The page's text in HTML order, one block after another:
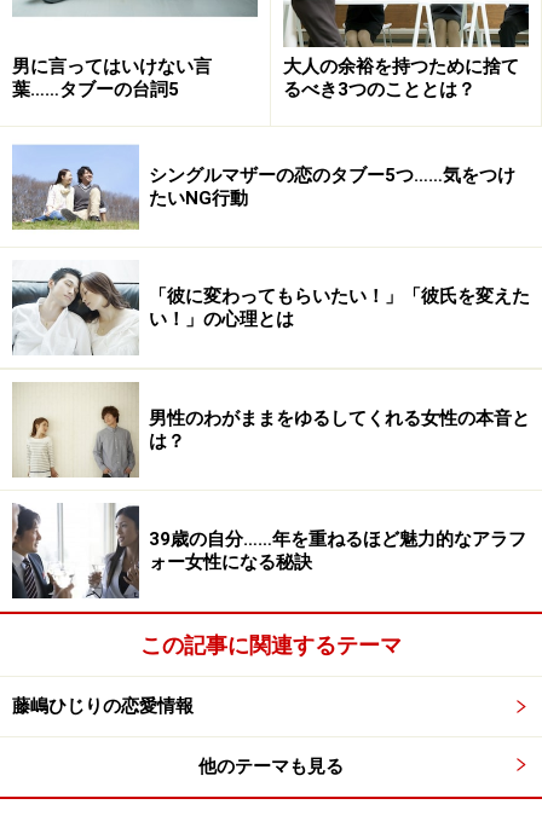
男に言ってはいけない言
葉……タブーの台詞5
大人の余裕を持つために捨て
るべき3つのこととは？
シングルマザーの恋のタブー5つ……気をつけ
たいNG行動
「彼に変わってもらいたい！」「彼氏を変えた
い！」の心理とは
男性のわがままをゆるしてくれる女性の本音と
は？
39歳の自分……年を重ねるほど魅力的なアラフ
ォー女性になる秘訣
この記事に関連するテーマ
藤嶋ひじりの恋愛情報
他のテーマも見る